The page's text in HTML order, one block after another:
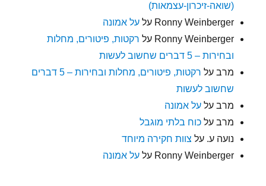
(שואה-זיכרון-עצמאות)
Ronny Weinberger עלעל אמונה
Ronny Weinberger על רקטות, פיטורים, מחלות
ובחירות – 5 דברים שחשוב לעשות
מרב על
רקטות, פיטורים, מחלות ובחירות – 5 דברים
שחשוב לעשות
מרב עלעל אמונה
מרב עלכוח בלתי מוגבל
נועה ע. על צוות חקירה מיוחד
Ronny Weinberger עלעל אמונה